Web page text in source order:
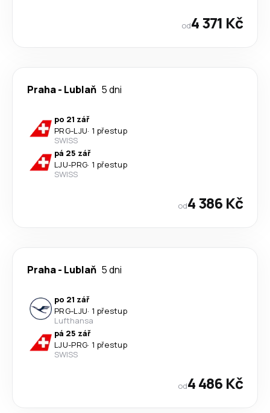
od4 371 Kč
Praha- Lublaň 5 dni
po 21 zář
PRG-LJU· 1 přestup
SWISS
pá 25 zář
LJU-PRG· 1 přestup
SWISS
od4 386 Kč
Praha- Lublaň 5 dni
po 21 zář
PRG-LJU· 1 přestup
Lufthansa
pá 25 zář
LJU-PRG· 1 přestup
SWISS
od4 486 Kč